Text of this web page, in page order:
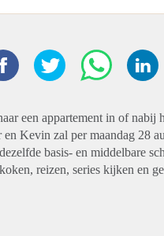
een appartement in of nabij
Kevin zal per maandag 28
basis- en middelbare
reizen, series kijken en